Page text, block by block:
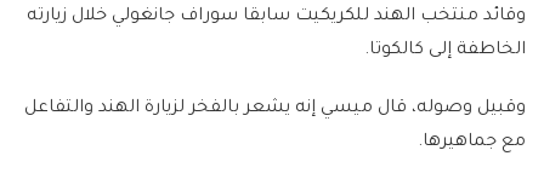
وقائد منتخب الهند للكريكيت سابقا سوراف جانغولي خلال زيارته
الخاطفة إلى كالكوتا.
وقبيل وصوله، قال ميسي إنه يشعر بالفخر لزيارة الهند والتفاعل
مع جماهيرها.